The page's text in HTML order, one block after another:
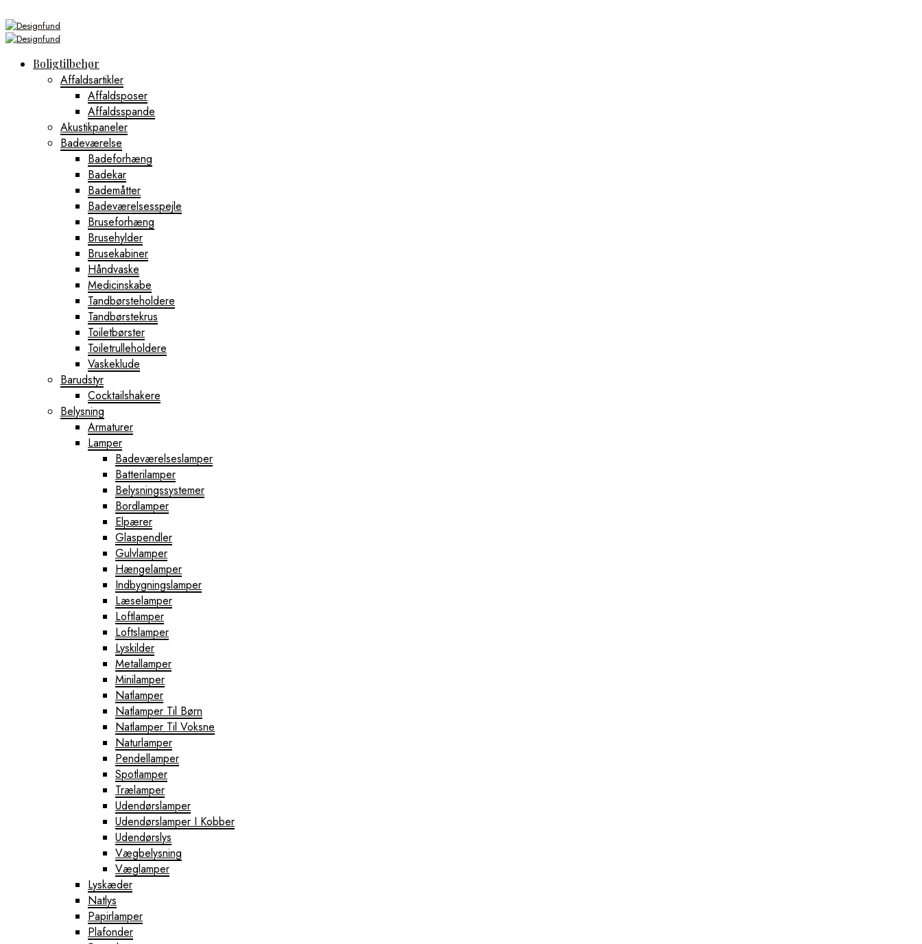
Boligtilbehør
Affaldsartikler
Affaldsposer
Affaldsspande
Akustikpaneler
Badeværelse
Badeforhæng
Badekar
Bademåtter
Badeværelsesspejle
Bruseforhæng
Brusehylder
Brusekabiner
Håndvaske
Medicinskabe
Tandbørsteholdere
Tandbørstekrus
Toiletbørster
Toiletrulleholdere
Vaskeklude
Barudstyr
Cocktailshakere
Belysning
Armaturer
Lamper
Badeværelseslamper
Batterilamper
Belysningssystemer
Bordlamper
Elpærer
Glaspendler
Gulvlamper
Hængelamper
Indbygningslamper
Læselamper
Loftlamper
Loftslamper
Lyskilder
Metallamper
Minilamper
Natlamper
Natlamper Til Børn
Natlamper Til Voksne
Naturlamper
Pendellamper
Spotlamper
Trælamper
Udendørslamper
Udendørslamper I Kobber
Udendørslys
Vægbelysning
Væglamper
Lyskæder
Natlys
Papirlamper
Plafonder